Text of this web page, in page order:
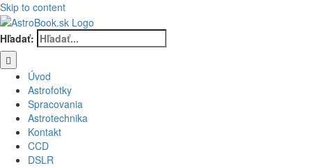
Skip to content
Hľadať:
Úvod
Astrofotky
Spracovania
Astrotechnika
Kontakt
CCD
DSLR